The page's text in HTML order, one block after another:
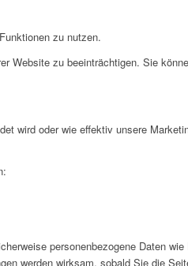
zu nutzen.
Website zu beeinträchtigen. Sie
wird oder wie effektiv unsere
personenbezogene Daten
werden wirksam, sobald Sie die